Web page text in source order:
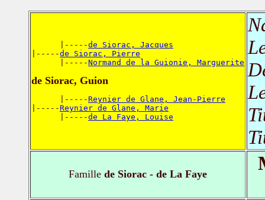
      |-----
de Siorac, Jacques
|-----de Siorac, Pierre
      |-----
Normand de la Guionie, Marguerite
de Siorac, Guion
      |-----
Reynier de Glane, Jean-Pierre
|-----Reynier de Glane, Marie
      |-----
de La Faye, Louise
Famille de Siorac - de La Faye